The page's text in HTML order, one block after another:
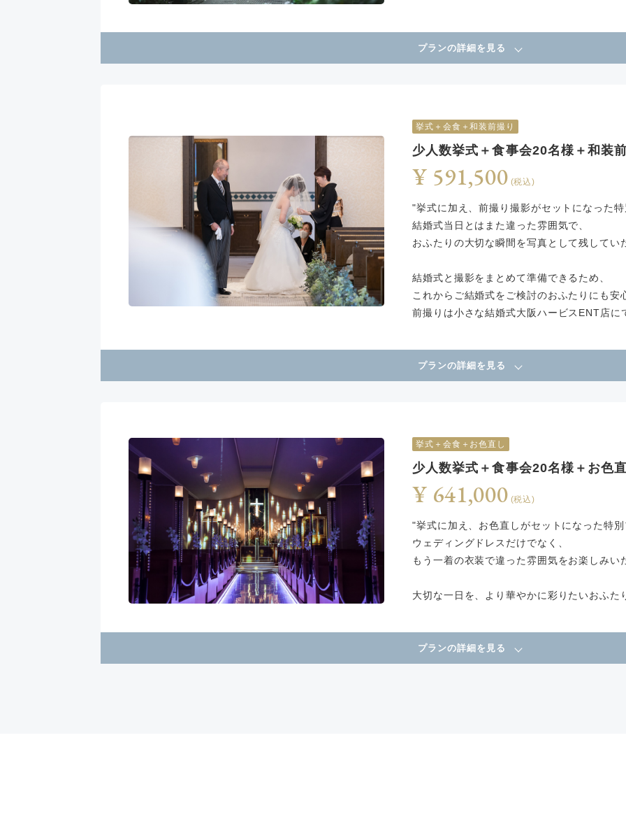
プランの詳細を見る
挙式＋会食＋和装前撮り
少人数挙式＋食事会20名様＋和装
¥ 591,500 (税込)
"挙式に加え、前撮り撮影がセットになった
結婚式当日とはまた違った雰囲気で、
おふたりの大切な瞬間を写真として残してい
結婚式と撮影をまとめて準備できるため、
これからご結婚式をご検討のおふたりにも安
前撮りは小さな結婚式大阪ハービスENT店に
プランの詳細を見る
挙式＋会食＋お色直し
少人数挙式＋食事会20名様＋お色
¥ 641,000 (税込)
"挙式に加え、お色直しがセットになった特
ウェディングドレスだけでなく、
もう一着の衣装で違った雰囲気をお楽しみい
大切な一日を、より華やかに彩りたいおふた
プランの詳細を見る